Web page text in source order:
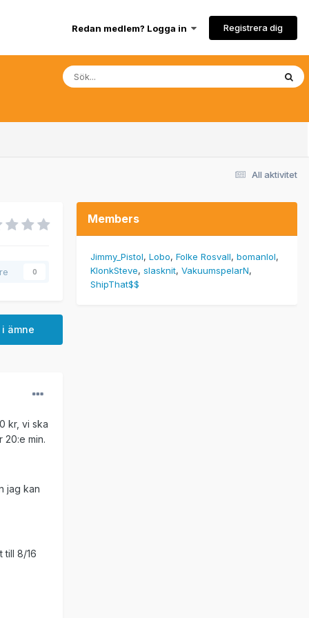
Redan medlem? Logga in Registrera dig
All aktivitet
0
ämne
kr, vi ska
20:e min.
jag kan
till 8/16
Members
Jimmy_Pistol Lobo Folke Rosvall bomanlol
KlonkSteve slasknit VakuumspelarN
ShipThat$$